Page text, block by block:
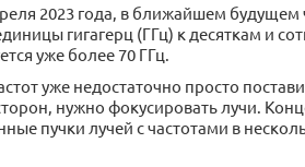
2023 года, в ближайшем будущем
гигагерц (ГГц) к десяткам и
уже более 70 ГГц.
уже недостаточно просто
нужно фокусировать лучи.
пучки лучей с частотами в